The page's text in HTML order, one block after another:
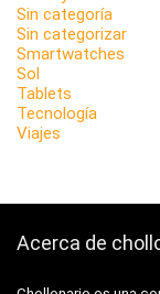
Sin categoría
Sin categorizar
Smartwatches
Sol
Tablets
Tecnología
Viajes
Acerca de